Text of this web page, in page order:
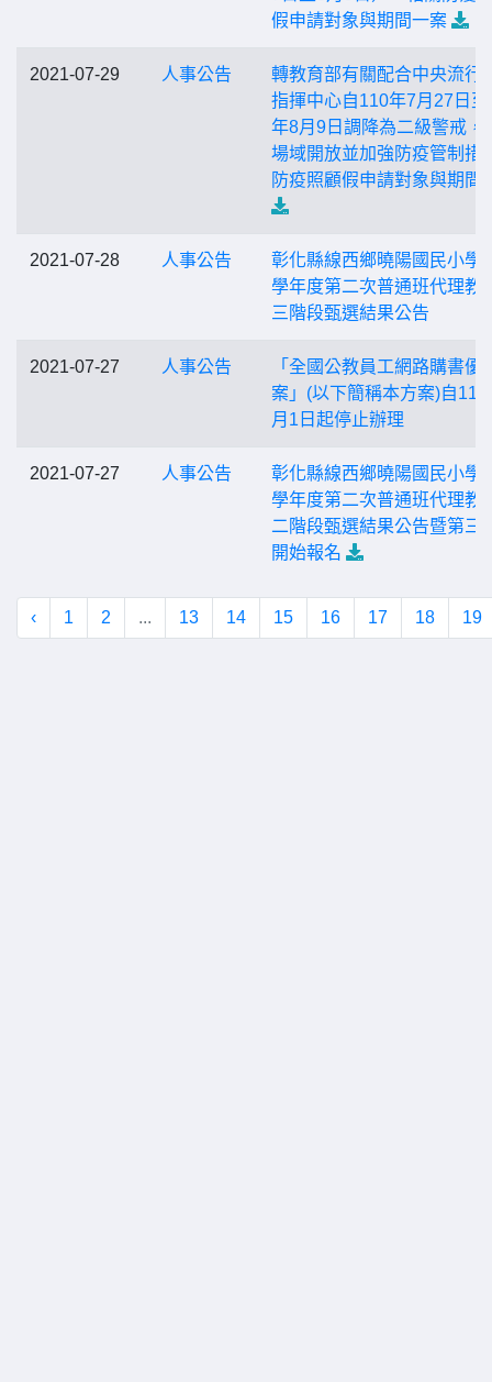
假申請對象與期間一案
2021-07-29 人事公告
轉教育部有關配合中央流行
指揮中心自110年7月27日
年8月9日調降為二級警戒，
場域開放並加強防疫管制措
防疫照顧假申請對象與期間
2021-07-28 人事公告
彰化縣線西鄉曉陽國民小學
學年度第二次普通班代理教
三階段甄選結果公告
2021-07-27 人事公告
「全國公教員工網路購書優
案」(以下簡稱本方案)自110
月1日起停止辦理
2021-07-27 人事公告
彰化縣線西鄉曉陽國民小學
學年度第二次普通班代理教
二階段甄選結果公告暨第三
開始報名
‹ 1 2 ... 13 14 15 16 17 18 19